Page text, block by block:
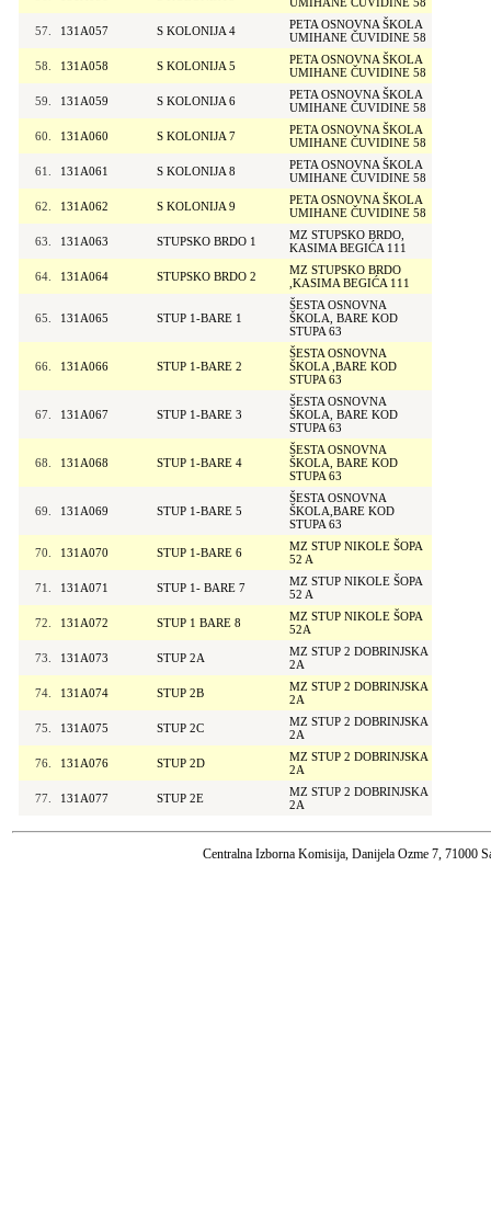
57. 131A057 S KOLONIJA 4
PETA OSNOVNA ŠKOLA
UMIHANE ČUVIDINE 58
58. 131A058 S KOLONIJA 5
PETA OSNOVNA ŠKOLA
UMIHANE ČUVIDINE 58
59. 131A059 S KOLONIJA 6
PETA OSNOVNA ŠKOLA
UMIHANE ČUVIDINE 58
60. 131A060 S KOLONIJA 7
PETA OSNOVNA ŠKOLA
UMIHANE ČUVIDINE 58
61. 131A061 S KOLONIJA 8
PETA OSNOVNA ŠKOLA
UMIHANE ČUVIDINE 58
62. 131A062 S KOLONIJA 9
PETA OSNOVNA ŠKOLA
UMIHANE ČUVIDINE 58
63. 131A063 STUPSKO BRDO 1
MZ STUPSKO BRDO,
KASIMA BEGIĆA 111
64. 131A064 STUPSKO BRDO 2
MZ STUPSKO BRDO
,KASIMA BEGIĆA 111
65. 131A065 STUP 1-BARE 1
ŠESTA OSNOVNA
ŠKOLA, BARE KOD
STUPA 63
66. 131A066 STUP 1-BARE 2
ŠESTA OSNOVNA
ŠKOLA ,BARE KOD
STUPA 63
67. 131A067 STUP 1-BARE 3
ŠESTA OSNOVNA
ŠKOLA, BARE KOD
STUPA 63
68. 131A068 STUP 1-BARE 4
ŠESTA OSNOVNA
ŠKOLA, BARE KOD
STUPA 63
69. 131A069 STUP 1-BARE 5
ŠESTA OSNOVNA
ŠKOLA,BARE KOD
STUPA 63
70. 131A070 STUP 1-BARE 6
MZ STUP NIKOLE ŠOPA
52 A
71. 131A071 STUP 1- BARE 7
MZ STUP NIKOLE ŠOPA
52 A
72. 131A072 STUP 1 BARE 8
MZ STUP NIKOLE ŠOPA
52A
73. 131A073 STUP 2A
MZ STUP 2 DOBRINJSKA
2A
74. 131A074 STUP 2B
MZ STUP 2 DOBRINJSKA
2A
75. 131A075 STUP 2C
MZ STUP 2 DOBRINJSKA
2A
76. 131A076 STUP 2D
MZ STUP 2 DOBRINJSKA
2A
77. 131A077 STUP 2E
MZ STUP 2 DOBRINJSKA
2A
Centralna Izborna Komisija, Danijela Ozme 7, 71000